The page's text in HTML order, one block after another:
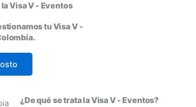
Visa V - Eventos
tu Visa V -
¿De qué se trata la Visa V - Eventos?